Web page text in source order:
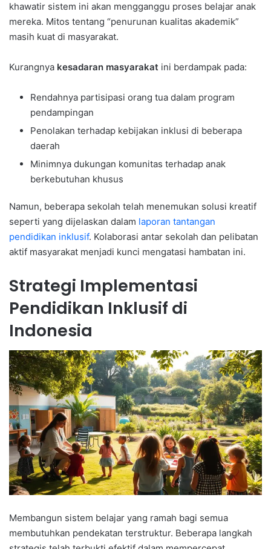
khawatir sistem ini akan mengganggu proses belajar anak
mereka. Mitos tentang “penurunan kualitas akademik”
masih kuat di masyarakat.
Kurangnya kesadaran masyarakat ini berdampak pada:
Rendahnya partisipasi orang tua dalam program
pendampingan
Penolakan terhadap kebijakan inklusi di beberapa
daerah
Minimnya dukungan komunitas terhadap anak
berkebutuhan khusus
Namun, beberapa sekolah telah menemukan solusi kreatif
seperti yang dijelaskan dalam laporan tantangan
pendidikan inklusif. Kolaborasi antar sekolah dan pelibatan
aktif masyarakat menjadi kunci mengatasi hambatan ini.
Strategi Implementasi
Pendidikan Inklusif di
Indonesia
Membangun sistem belajar yang ramah bagi semua
membutuhkan pendekatan terstruktur. Beberapa langkah